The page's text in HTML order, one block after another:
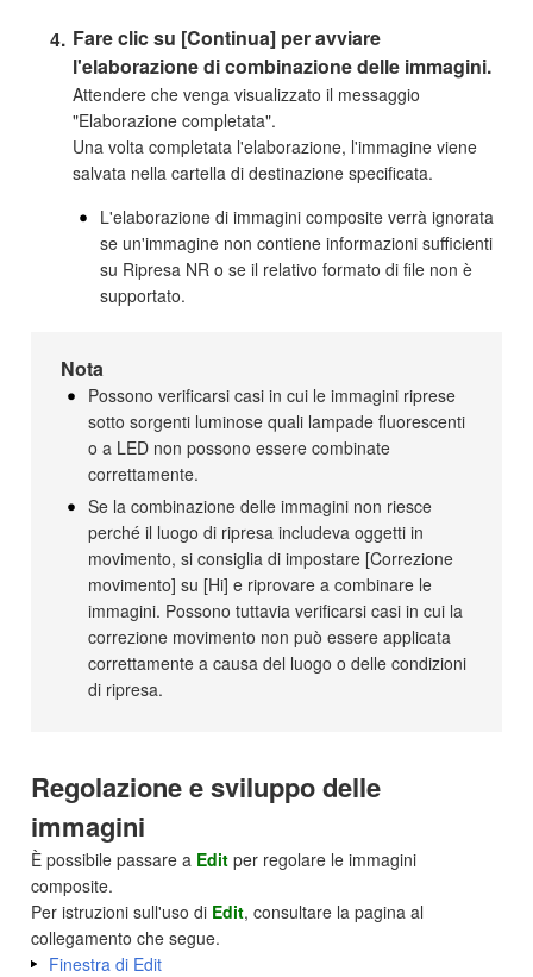
Fare clic su [Continua] per avviare
l'elaborazione di combinazione delle immagini.
Attendere che venga visualizzato il messaggio
"Elaborazione completata".
Una volta completata l'elaborazione, l'immagine viene
salvata nella cartella di destinazione specificata.
L'elaborazione di immagini composite verrà ignorata
se un'immagine non contiene informazioni sufficienti
su Ripresa NR o se il relativo formato di file non è
supportato.
Nota
Possono verificarsi casi in cui le immagini riprese
sotto sorgenti luminose quali lampade fluorescenti
o a LED non possono essere combinate
correttamente.
Se la combinazione delle immagini non riesce
perché il luogo di ripresa includeva oggetti in
movimento, si consiglia di impostare [Correzione
movimento] su [Hi] e riprovare a combinare le
immagini. Possono tuttavia verificarsi casi in cui la
correzione movimento non può essere applicata
correttamente a causa del luogo o delle condizioni
di ripresa.
Regolazione e sviluppo delle
immagini
È possibile passare a Edit per regolare le immagini
composite.
Per istruzioni sull'uso di Edit, consultare la pagina al
collegamento che segue.
Finestra di Edit